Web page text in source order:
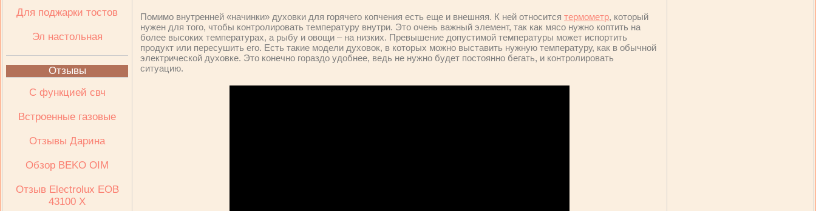
Для поджарки тостов
Эл настольная
Отзывы
С функцией свч
Встроенные газовые
Отзывы Дарина
Обзор BEKO OIM
Отзыв Electrolux ЕОВ
43100 Х
Помимо внутренней «начинки» духовки для горячего копчения есть еще и внешняя. К ней относится термометр, который
нужен для того, чтобы контролировать температуру внутри. Это очень важный элемент, так как мясо нужно коптить на
более высоких температурах, а рыбу и овощи – на низких. Превышение допустимой температуры может испортить
продукт или пересушить его. Есть такие модели духовок, в которых можно выставить нужную температуру, как в обычной
электрической духовке. Это конечно гораздо удобнее, ведь не нужно будет постоянно бегать, и контролировать
ситуацию.